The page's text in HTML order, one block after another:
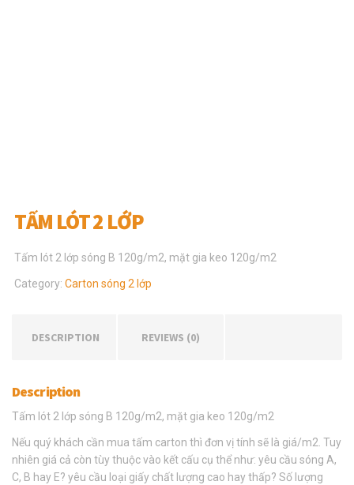
TẤM LÓT 2 LỚP
Tấm lót 2 lớp sóng B 120g/m2, mặt gia keo 120g/m2
Category: Carton sóng 2 lớp
DESCRIPTION REVIEWS (0)
Description
Tấm lót 2 lớp sóng B 120g/m2, mặt gia keo 120g/m2
Nếu quý khách cần mua tấm carton thì đơn vị tính sẽ là giá/m2. Tuy
nhiên giá cả còn tùy thuộc vào kết cấu cụ thể như: yêu cầu sóng A,
C, B hay E? yêu cầu loại giấy chất lượng cao hay thấp? Số lượng